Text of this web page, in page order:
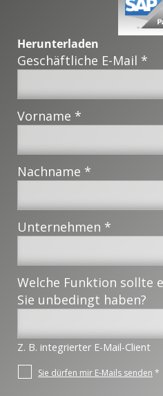
Herunterladen